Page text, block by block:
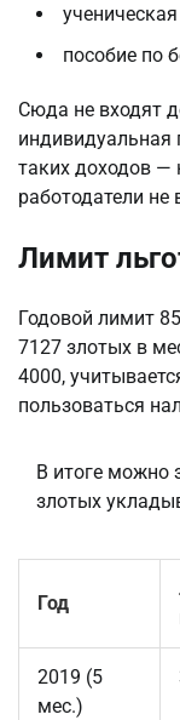
пособие по
Сюда не входят
индивидуальная
таких доходов —
работодатели не
Лимит
Годовой лимит
7127 злотых в
4000,
пользоваться
В итоге можно
злотых
Год
2019 (5
мес.)